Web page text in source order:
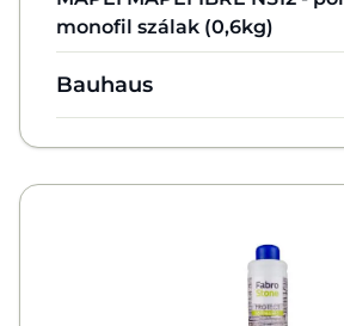
monofil szálak (0,6kg)
Bauhaus